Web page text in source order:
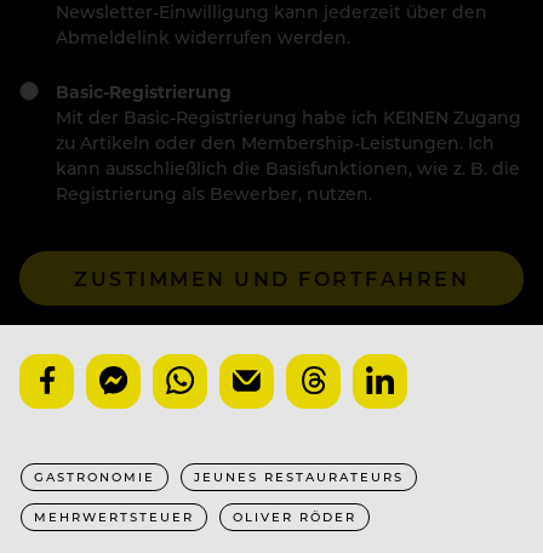
Newsletter-Einwilligung kann jederzeit über den
Abmeldelink widerrufen werden.
Basic-Registrierung
Mit der Basic-Registrierung habe ich KEINEN Zugang
zu Artikeln oder den Membership-Leistungen. Ich
kann ausschließlich die Basisfunktionen, wie z. B. die
Registrierung als Bewerber, nutzen.
ZUSTIMMEN UND FORTFAHREN
GASTRONOMIE JEUNES RESTAURATEURS
MEHRWERTSTEUER OLIVER RÖDER